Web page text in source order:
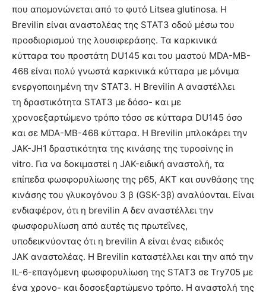
που απομονώνεται από το φυτό Litsea glutinosa. Η
Brevilin είναι αναστολέας της STAT3 οδού μέσω του
προσδιορισμού της λουσιφεράσης. Τα καρκινικά
κύτταρα του προστάτη DU145 και του μαστού MDA-MB-
468 είναι πολύ γνωστά καρκινικά κύτταρα με μόνιμα
ενεργοποιημένη την STAT3. Η Brevilin Α αναστέλλει
τη δραστικότητα STAT3 με δόσο- και με
χρονοεξαρτώμενο τρόπο τόσο σε κύτταρα DU145 όσο
και σε MDA-MB-468 κύτταρα. Η Brevilin μπλοκάρει την
JAK-JH1 δραστικότητα της κινάσης της τυροσίνης in
vitro. Για να δοκιμαστεί η JAK-ειδική αναστολή, τα
επίπεδα φωσφορυλίωσης της p65, ΑΚΤ και συνθάσης της
κινάσης του γλυκογόνου 3 β (GSK-3β) αναλύονται. Είναι
ενδιαφέρον, ότι η brevilin Α δεν αναστέλλει την
φωσφορυλίωση από αυτές τις πρωτεΐνες,
υποδεικνύοντας ότι η brevilin Α είναι ένας ειδικός
JAK αναστολέας. Η Brevilin καταστέλλει και την από την
IL-6-επαγόμενη φωσφορυλίωση της STAT3 σε Try705 με
ένα χρονο- και δοσοεξαρτώμενο τρόπο. Η αναστολή της